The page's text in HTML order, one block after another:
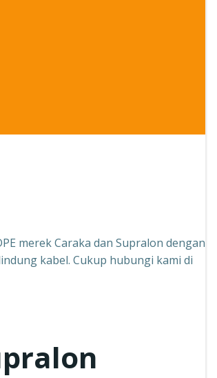
merek Caraka dan Supralon dengan
kabel. Cukup hubungi kami di